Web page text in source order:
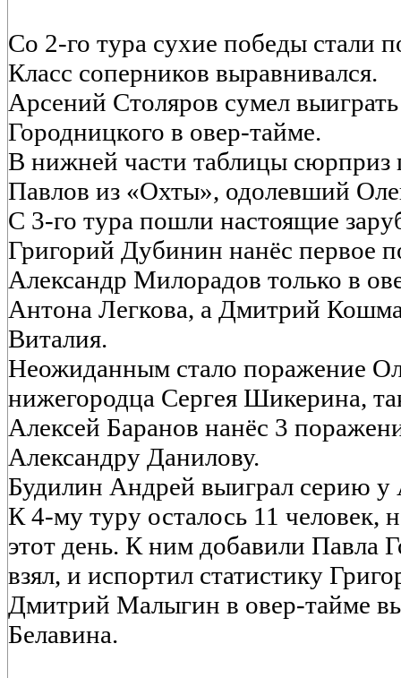
Со 2-го тура сухие победы стали
Класс соперников выравнивался.
Арсений Столяров сумел
Городницкого в овер-тайме.
В нижней части таблицы
Павлов из «Охты», одолевший
С 3-го тура пошли настоящие
Григорий Дубинин нанёс первое
Александр Милорадов только в
Антона Легкова, а Дмитрий
Виталия.
Неожиданным стало поражение
нижегородца Сергея Шикерина,
Алексей Баранов нанёс 3
Александру Данилову.
Будилин Андрей выиграл серию у
К 4-му туру осталось 11 человек,
этот день. К ним добавили Павла
взял, и испортил статистику
Дмитрий Малыгин в овер-тайме
Белавина.